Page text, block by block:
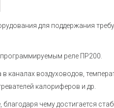
для поддержания
реле ПР200.
каналах воздуховодов,
калориферов и др.
чему достигается